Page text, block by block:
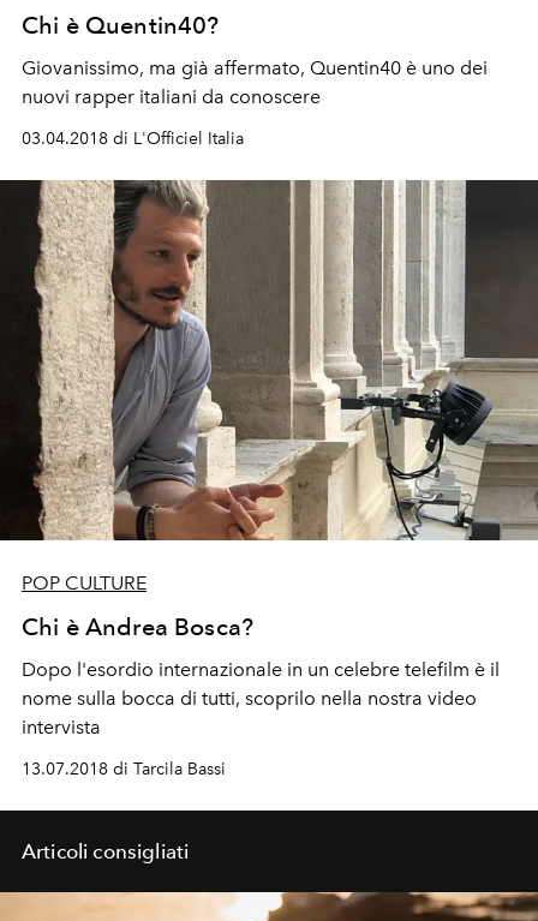
Chi è Quentin40?
Giovanissimo, ma già affermato, Quentin40 è uno dei
nuovi rapper italiani da conoscere
03.04.2018 di L'Officiel Italia
POP CULTURE
Chi è Andrea Bosca?
Dopo l'esordio internazionale in un celebre telefilm è il
nome sulla bocca di tutti, scoprilo nella nostra video
intervista
13.07.2018 di Tarcila Bassi
Articoli consigliati